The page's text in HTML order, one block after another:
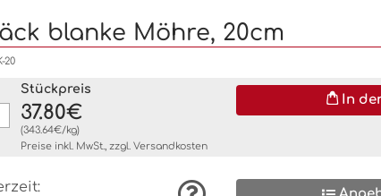
blanke Möhre, 20cm
20
Stückpreis
37.80€
(343.64€/kg)
Preise inkl. MwSt., zzgl. Versandkosten
In